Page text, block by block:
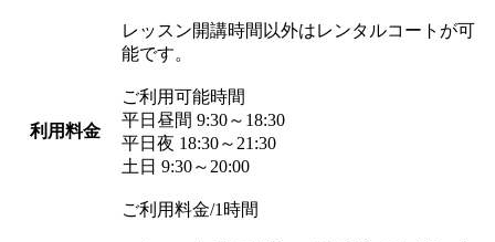
利用料金
レッスン開講時間以外はレンタルコートが可
能です。
ご利用可能時間
平日昼間 9:30～18:30
平日夜 18:30～21:30
土日 9:30～20:00
ご利用料金/1時間